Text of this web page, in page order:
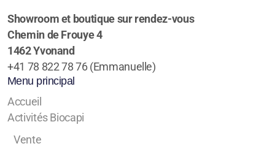
Showroom et boutique sur rendez-vous
Chemin de Frouye 4
1462 Yvonand
+41 78 822 78 76 (Emmanuelle)
Menu principal
Accueil
Activités Biocapi
Vente